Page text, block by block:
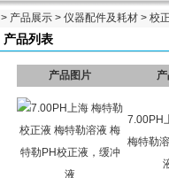
> 产品展示 > 仪器配件及耗材 > 校
产品列表
产品图片
7.00PH
梅特勒